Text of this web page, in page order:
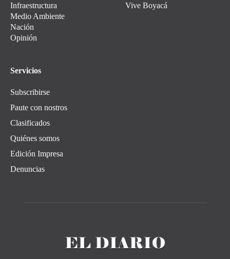
Infraestructura
Medio Ambiente
Nación
Opinión
Vive Boyacá
Servicios
Subscribirse
Paute con nostros
Clasificados
Quiénes somos
Edición Impresa
Denuncias